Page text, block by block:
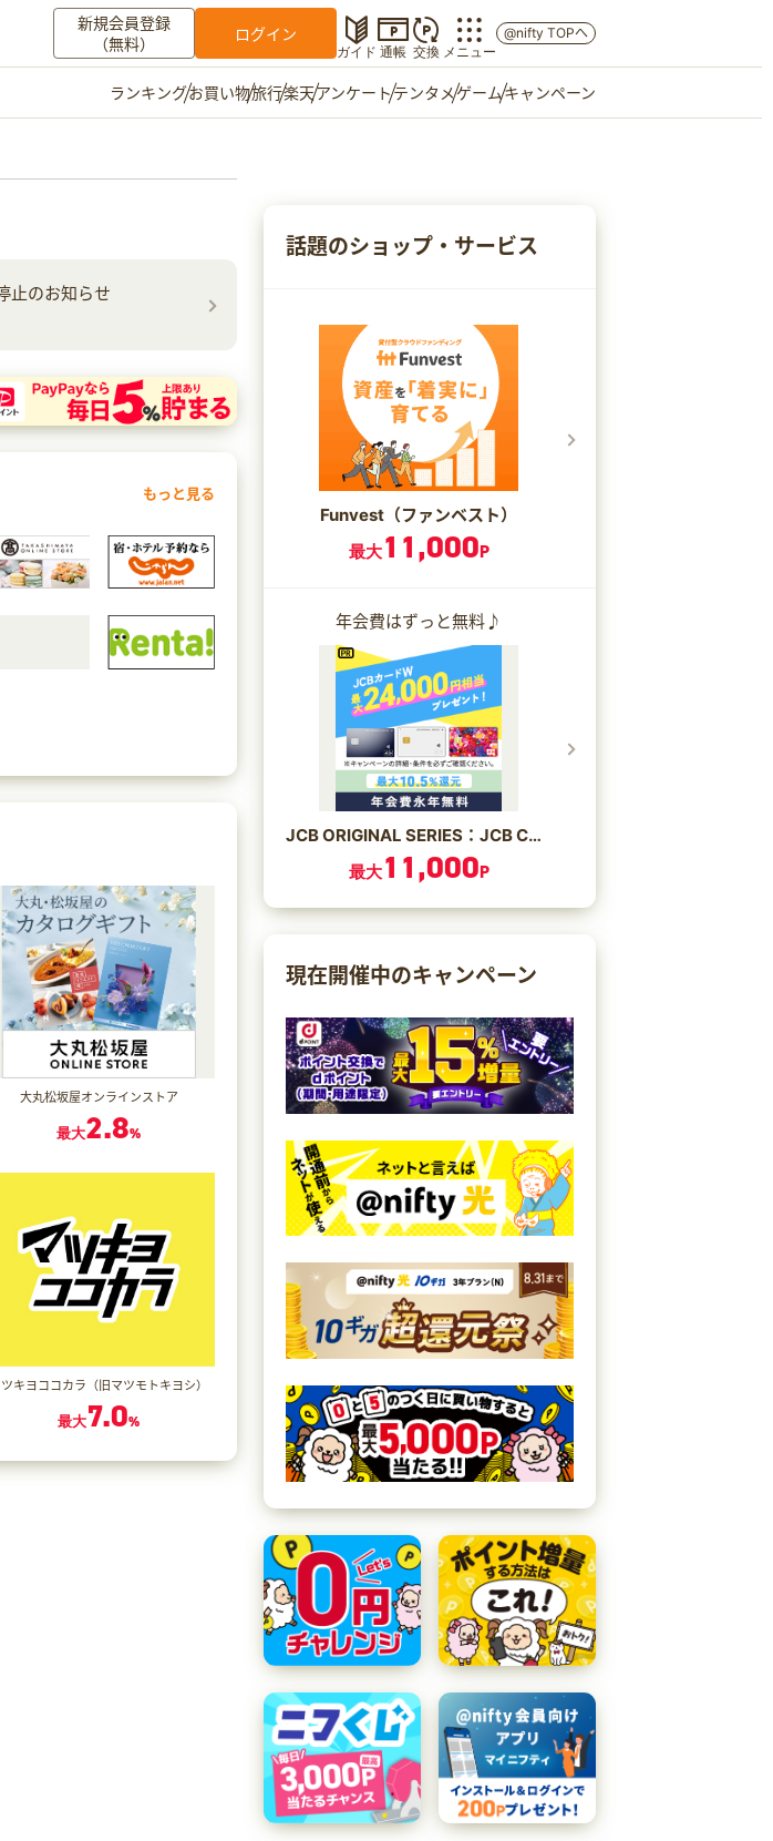
新規会員登録
（無料）
ログイン
ガイド 通帳 交換 メニュー
ポイント交換 登録情報
ログイン
@nifty TOPへ
ランキングお買い物旅行楽天アンケートテンタメゲームキャンペーン
止のお知らせ
もっと見る
大丸松坂屋オンラインストア
最大2.8%
キヨココカラ（旧マツモトキヨシ）
最大7.0%
話題のショップ・サービス
Funvest（ファンベスト）
最大11,000P
年会費はずっと無料♪
JCB ORIGINAL SERIES：JCB CARD W/JCB CARD W plus L
最大11,000P
現在開催中のキャンペーン